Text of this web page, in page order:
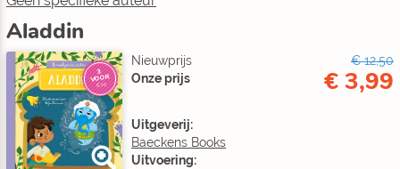
Aladdin
3
VOOR
€10
Nieuwprijs
€ 12,50
Onze prijs
€ 3,99
Uitgeverij:
Baeckens Books
Uitvoering: